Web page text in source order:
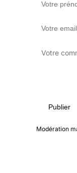
Publier
Modération